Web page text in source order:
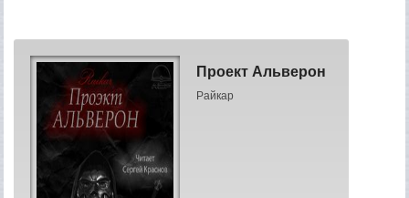
Проект Альверон
Райкар